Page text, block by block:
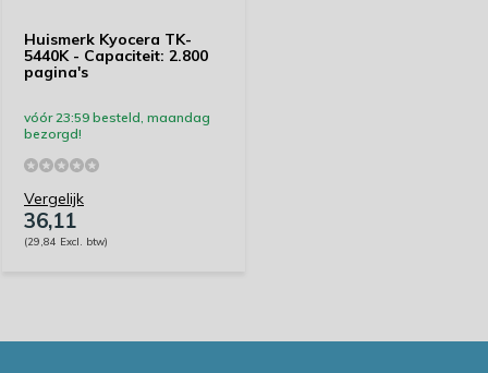
Huismerk Kyocera TK-
5440K - Capaciteit: 2.800
pagina's
vóór 23:59 besteld, maandag
bezorgd!
Vergelijk
36,11
(29,84 Excl. btw)